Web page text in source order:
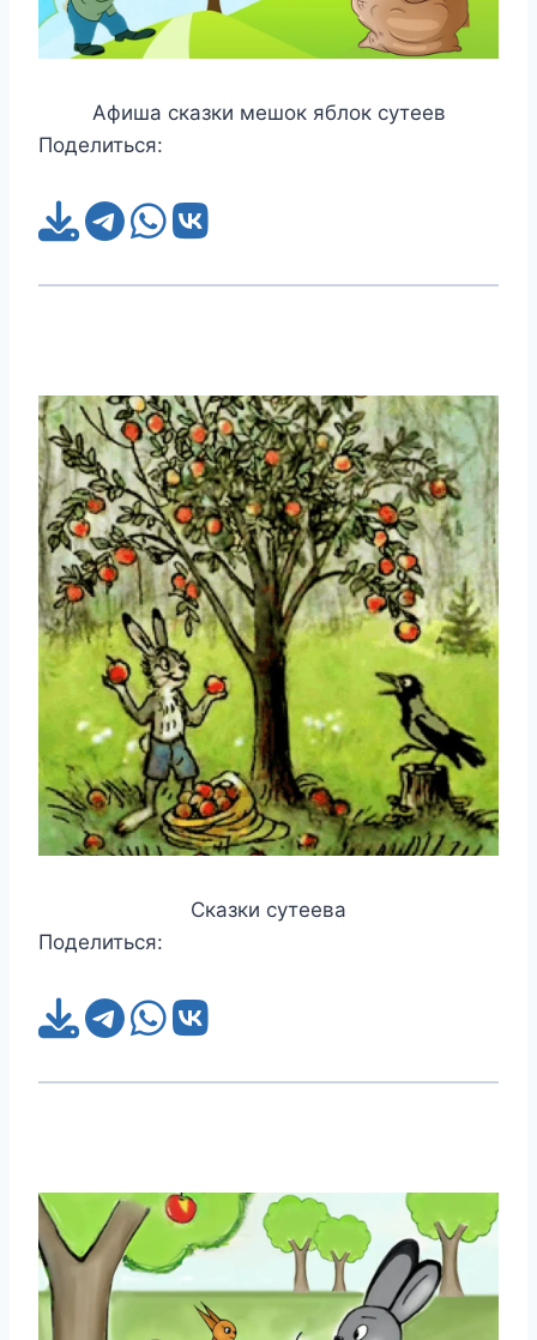
Афиша сказки мешок яблок сутеев
Поделиться:
Сказки сутеева
Поделиться: